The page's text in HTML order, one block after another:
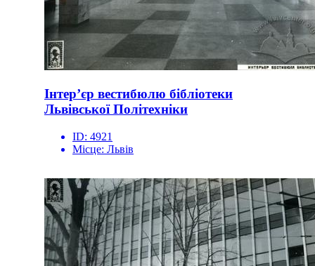
Інтер’єр вестибюлю бібліотеки
Львівської Політехніки
ID: 4921
Місце: Львів